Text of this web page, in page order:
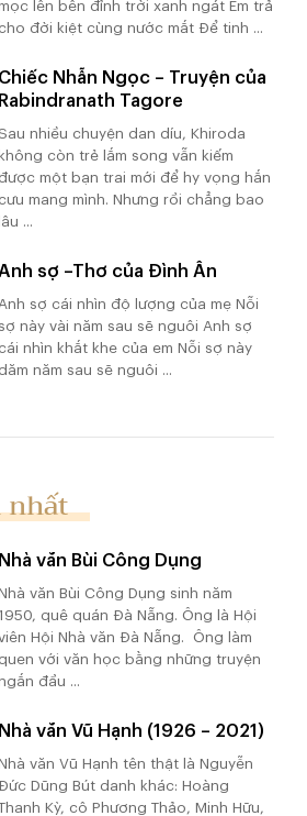
lên bên đỉnh trời xanh ngát Em trả
cho đời kiệt cùng nước mắt Để tinh ...
Chiếc Nhẫn Ngọc – Truyện của
Rabindranath Tagore
nhiều chuyện dan díu, Khiroda
không còn trẻ lắm song vẫn kiếm
được một bạn trai mới để hy vọng hắn
cưu mang mình. Nhưng rồi chẳng bao
lâu ...
sợ –Thơ của Đình Ân
Anh sợ cái nhìn độ lượng của mẹ Nỗi
sợ này vài năm sau sẽ nguôi Anh sợ
cái nhìn khắt khe của em Nỗi sợ này
dăm năm sau sẽ nguôi ...
nhất
Nhà văn Bùi Công Dụng
văn Bùi Công Dụng sinh năm
1950, quê quán Đà Nẵng. Ông là Hội
Hội Nhà văn Đà Nẵng. Ông làm
quen với văn học bằng những truyện
đầu ...
Nhà văn Vũ Hạnh (1926 – 2021)
văn Vũ Hạnh tên thật là Nguyễn
Dũng Bút danh khác: Hoàng
Kỳ, cô Phương Thảo, Minh Hữu,